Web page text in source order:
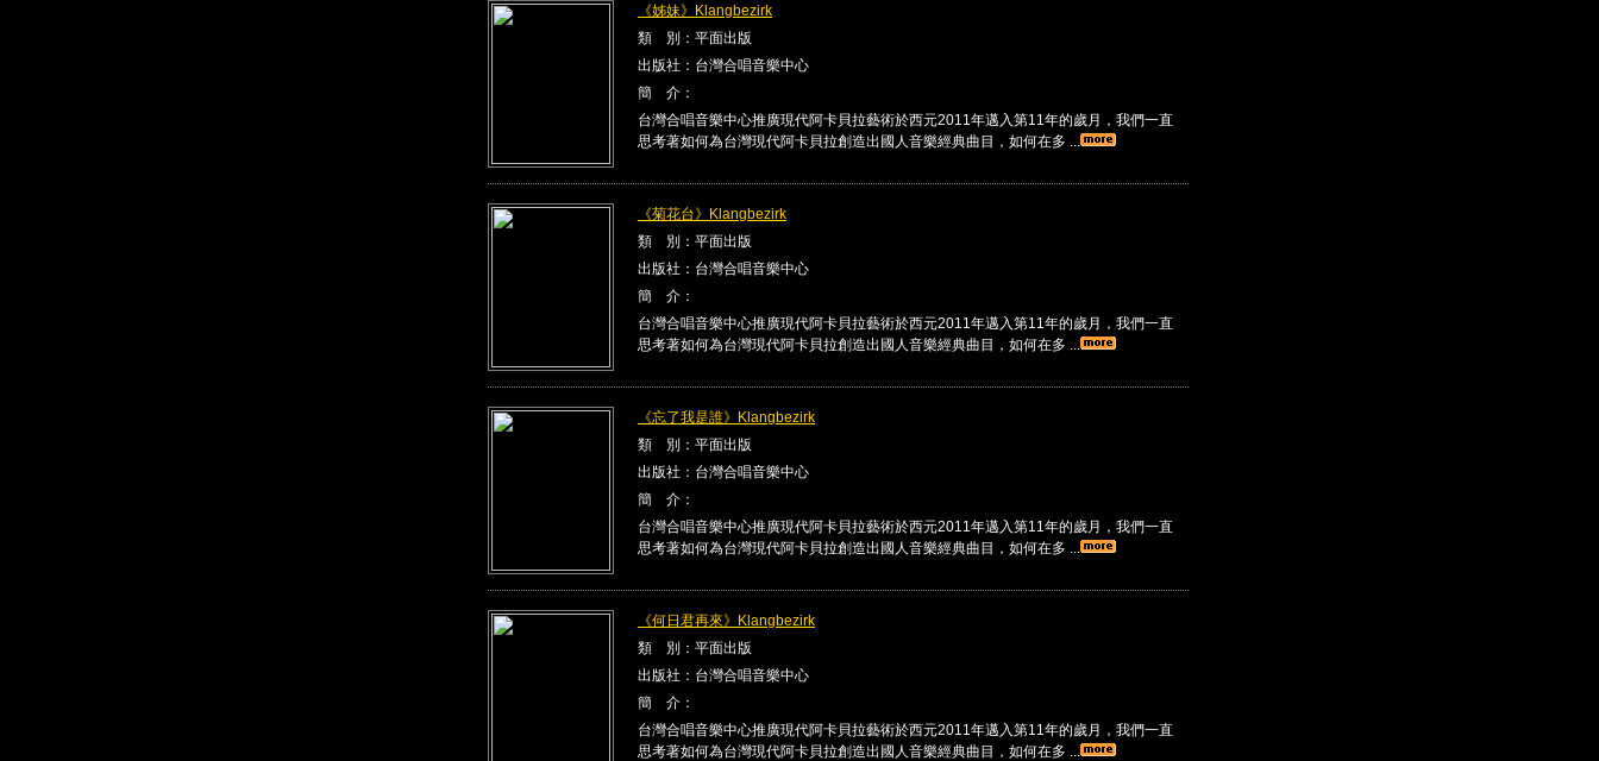
《姊妹》Klangbezirk
類 別：平面出版
出版社：台灣合唱音樂中心
簡 介：
台灣合唱音樂中心推廣現代阿卡貝拉藝術於西元2011年邁入第11年的歲月，我們一直
思考著如何為台灣現代阿卡貝拉創造出國人音樂經典曲目，如何在多 ...
《菊花台》Klangbezirk
類 別：平面出版
出版社：台灣合唱音樂中心
簡 介：
台灣合唱音樂中心推廣現代阿卡貝拉藝術於西元2011年邁入第11年的歲月，我們一直
思考著如何為台灣現代阿卡貝拉創造出國人音樂經典曲目，如何在多 ...
《忘了我是誰》Klangbezirk
類 別：平面出版
出版社：台灣合唱音樂中心
簡 介：
台灣合唱音樂中心推廣現代阿卡貝拉藝術於西元2011年邁入第11年的歲月，我們一直
思考著如何為台灣現代阿卡貝拉創造出國人音樂經典曲目，如何在多 ...
《何日君再來》Klangbezirk
類 別：平面出版
出版社：台灣合唱音樂中心
簡 介：
台灣合唱音樂中心推廣現代阿卡貝拉藝術於西元2011年邁入第11年的歲月，我們一直
思考著如何為台灣現代阿卡貝拉創造出國人音樂經典曲目，如何在多 ...